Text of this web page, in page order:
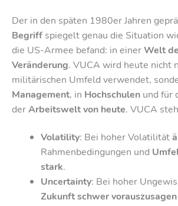
Der in den späten 1980er Jahren
Begriff spiegelt genau die Situation
die US-Armee befand: in einerWelt
Veränderung. VUCA wird heute nicht
militärischen Umfeld verwendet,
Management, in Hochschulen und für
derArbeitswelt von heute. VUCA
Volatility: Bei hoher Volatilität
Rahmenbedingungen und
stark.
Uncertainty: Bei hoher
Zukunft schwer vorauszusagen